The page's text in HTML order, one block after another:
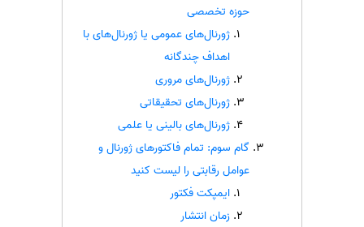
حوزه تخصصی
ژورنال‌های عمومی یا ژورنال‌های با
اهداف چندگانه
ژورنال‌های مروری
ژورنال‌های تحقیقاتی
ژورنال‌های بالینی یا علمی
گام سوم: تمام فاکتورهای ژورنال و
عوامل رقابتی را لیست کنید
ایمپکت فکتور
زمان انتشار